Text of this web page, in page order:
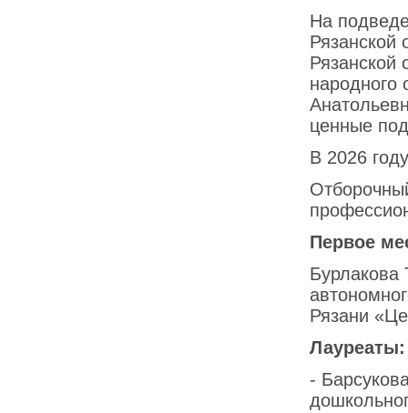
На
Рязанской
Рязанской
народного
ценные
В 2026
Первое
Бурлакова
Рязани
Лауреаты:
-